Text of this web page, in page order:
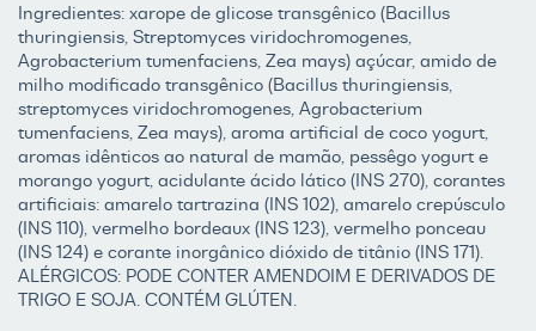
Ingredientes: xarope de glicose transgênico (Bacillus
thuringiensis, Streptomyces viridochromogenes,
Agrobacterium tumenfaciens, Zea mays) açúcar, amido de
milho modificado transgênico (Bacillus thuringiensis,
streptomyces viridochromogenes, Agrobacterium
tumenfaciens, Zea mays), aroma artificial de coco yogurt,
aromas idênticos ao natural de mamão, pessêgo yogurt e
morango yogurt, acidulante ácido lático (INS 270), corantes
artificiais: amarelo tartrazina (INS 102), amarelo crepúsculo
(INS 110), vermelho bordeaux (INS 123), vermelho ponceau
(INS 124) e corante inorgânico dióxido de titânio (INS 171).
ALÉRGICOS: PODE CONTER AMENDOIM E DERIVADOS DE
TRIGO E SOJA. CONTÉM GLÚTEN.